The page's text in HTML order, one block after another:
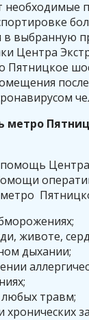
в выбранную
Центра
метро
помощь
животе,
дыхании;
травм;
хронических